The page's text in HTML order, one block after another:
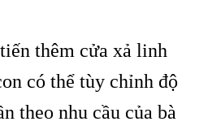
thêm cửa xả linh
có thể tùy chỉnh độ
theo nhu cầu của bà